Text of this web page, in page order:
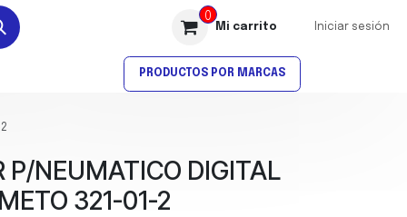
0
Mi carrito Iniciar sesión
ROSCADOPRODUCTOS POR MARCAS
P/NEUMATICO DIGITAL
321-01-2